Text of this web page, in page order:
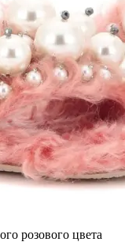
розового цвета